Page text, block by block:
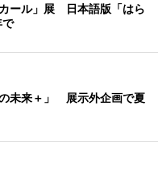
ール」展 日本語版「はら
未来＋」 展示外企画で夏